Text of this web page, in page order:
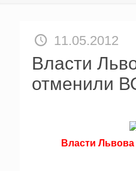
11.05.2012
Власти
отменили
Власти